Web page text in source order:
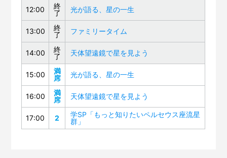
12:00
終
了
光が語る、星の一生
13:00
終
了
ファミリータイム
14:00
終
了
天体望遠鏡で星を見よう
15:00
満
席
光が語る、星の一生
16:00
満
席
天体望遠鏡で星を見よう
17:00 2
学SP「もっと知りたいペルセウス座流星
群」